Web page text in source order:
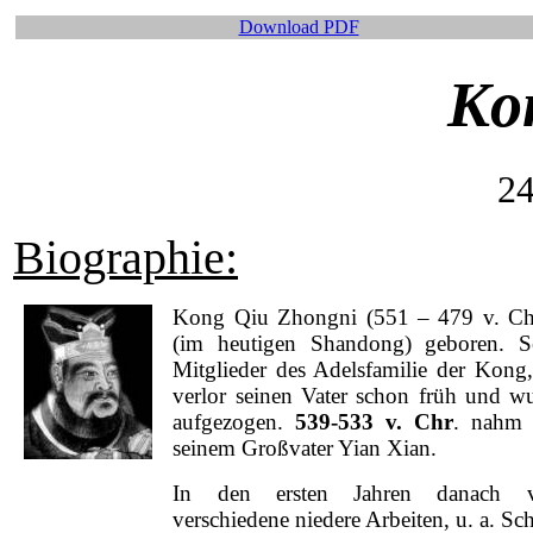
Download PDF
Biographie:
Kong Qiu Zhongni (551 – 479 v.
(im heutigen Shandong) geboren.
Mitglieder des Adelsfamilie der
verlor seinen Vater schon früh und
aufgezogen.539-533 v. Chr. nahm
seinem Großvater Yian Xian.
In den ersten Jahren danach
verschiedene niedere Arbeiten, u. a.